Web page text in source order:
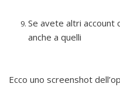
Se avete altri account
anche a quelli
Ecco uno screenshot